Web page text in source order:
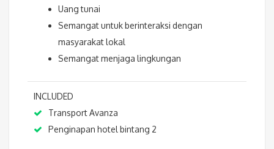
Uang tunai
Semangat untuk berinteraksi dengan
masyarakat lokal
Semangat menjaga lingkungan
INCLUDED
Transport Avanza
Penginapan hotel bintang 2